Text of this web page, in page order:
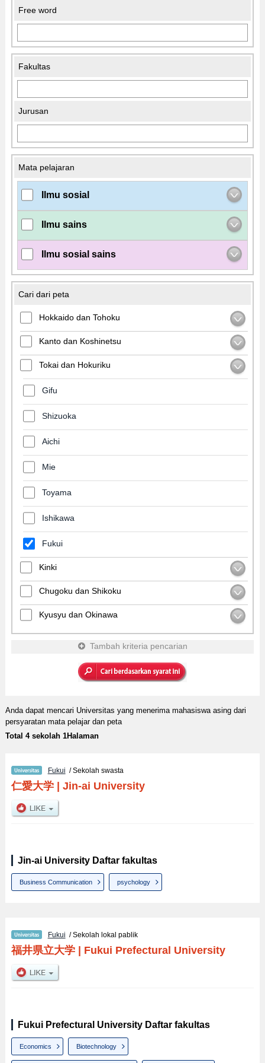
Free word
Fakultas
Jurusan
Mata pelajaran
Ilmu sosial
Ilmu sains
Ilmu sosial sains
Cari dari peta
Hokkaido dan Tohoku
Kanto dan Koshinetsu
Tokai dan Hokuriku
Gifu
Shizuoka
Aichi
Mie
Toyama
Ishikawa
Fukui
Kinki
Chugoku dan Shikoku
Kyusyu dan Okinawa
Tambah kriteria pencarian
Anda dapat mencari Universitas yang menerima mahasiswa asing dari
persyaratan mata pelajar dan peta
Total 4 sekolah 1Halaman
Fukui / Sekolah swasta
仁愛大学| Jin-ai University
Jin-ai University Daftar fakultas
Business Communication psychology
Fukui / Sekolah lokal pablik
福井県立大学| Fukui Prefectural University
Fukui Prefectural University Daftar fakultas
Economics Biotechnology